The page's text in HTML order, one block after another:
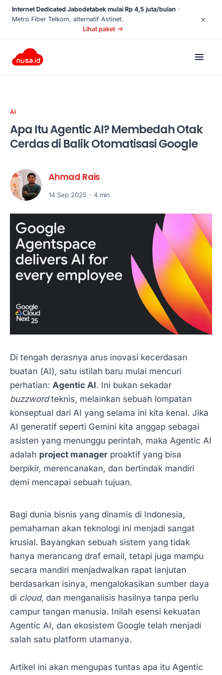
Internet Dedicated Jabodetabek mulai Rp 4,5 juta/bulan ·
Metro Fiber Telkom, alternatif Astinet.
Lihat paket
×
AI
Apa Itu Agentic AI? Membedah Otak
Cerdas di Balik Otomatisasi Google
Ahmad Rais
14 Sep 2025 4 min
Di tengah derasnya arus inovasi kecerdasan
buatan (AI), satu istilah baru mulai mencuri
perhatian: Agentic AI. Ini bukan sekadar
buzzwordteknis, melainkan sebuah lompatan
konseptual dari AI yang selama ini kita kenal. Jika
AI generatif seperti Gemini kita anggap sebagai
asisten yang menunggu perintah, maka Agentic AI
adalah project manager proaktif yang bisa
berpikir, merencanakan, dan bertindak mandiri
demi mencapai sebuah tujuan.
Bagi dunia bisnis yang dinamis di Indonesia,
pemahaman akan teknologi ini menjadi sangat
krusial. Bayangkan sebuah sistem yang tidak
hanya merancang draf email, tetapi juga mampu
secara mandiri menjadwalkan rapat lanjutan
berdasarkan isinya, mengalokasikan sumber daya
di cloud, dan menganalisis hasilnya tanpa perlu
campur tangan manusia. Inilah esensi kekuatan
Agentic AI, dan ekosistem Google telah menjadi
salah satu platform utamanya.
Artikel ini akan mengupas tuntas apa itu Agentic